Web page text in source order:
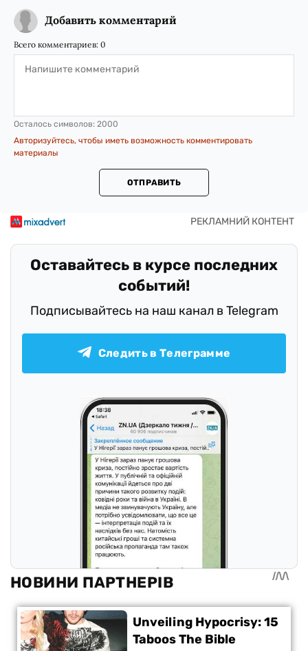
Добавить комментарий
Всего комментариев: 0
Осталось символов: 2000
Авторизуйтесь, чтобы иметь возможность комментировать
материалы
ОТПРАВИТЬ
Оставайтесь в курсе последних
событий!
Подписывайтесь на наш канал в Telegram
Следить в Телеграмме